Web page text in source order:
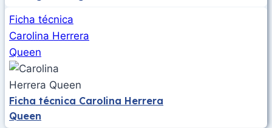
Ficha técnica
Carolina Herrera
Queen
Ficha técnica Carolina Herrera
Queen